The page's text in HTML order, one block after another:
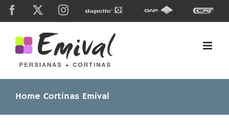
Skip
Facebook Instagram
Dapelle
Grupo
Dap
Caf
Home Cortinas Emival